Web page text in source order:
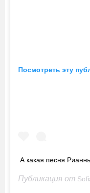
Посмотреть эту
А какая песня
Публикация от